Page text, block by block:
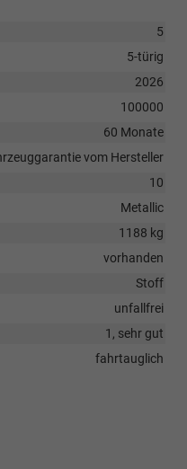
5
5-türig
2026
100000
60 Monate
vom Hersteller
10
Metallic
1188 kg
vorhanden
Stoff
unfallfrei
1, sehr gut
fahrtauglich